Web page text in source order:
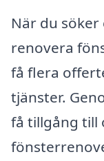
När du
renovera
få flera
tjänster.
få tillgång till